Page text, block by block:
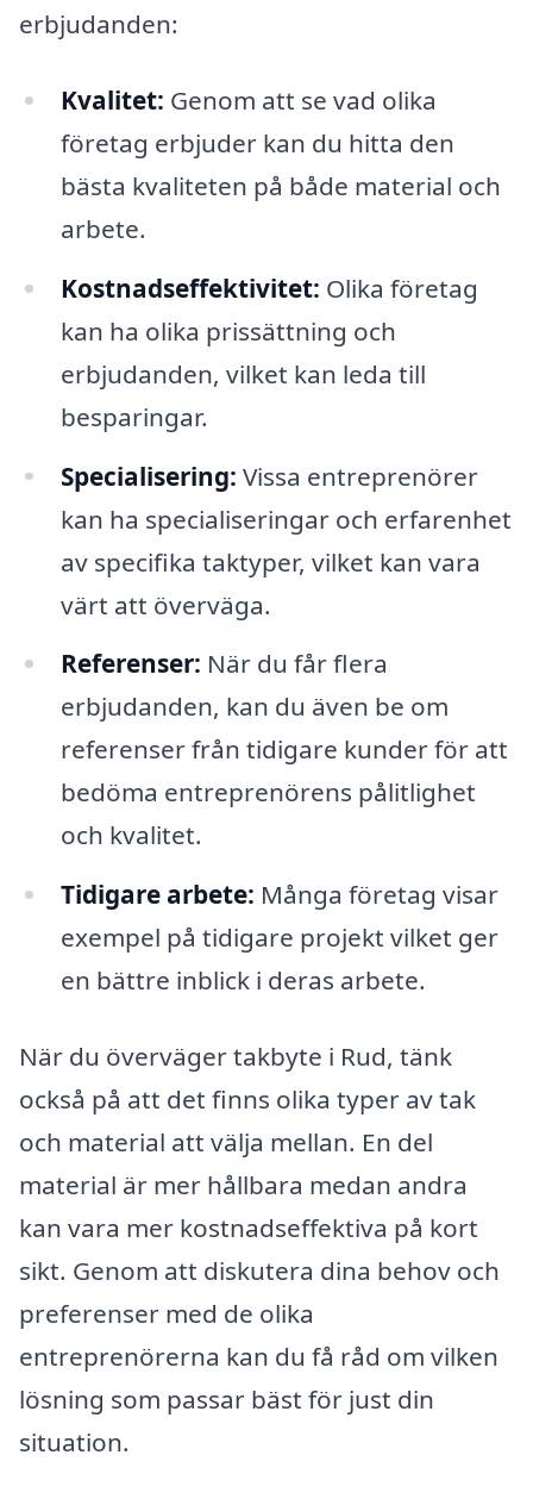
erbjudanden:
Kvalitet: Genom att se vad olika
företag erbjuder kan du hitta den
bästa kvaliteten på både material och
arbete.
Kostnadseffektivitet: Olika företag
kan ha olika prissättning och
erbjudanden, vilket kan leda till
besparingar.
Specialisering: Vissa entreprenörer
kan ha specialiseringar och erfarenhet
av specifika taktyper, vilket kan vara
värt att överväga.
Referenser: När du får flera
erbjudanden, kan du även be om
referenser från tidigare kunder för att
bedöma entreprenörens pålitlighet
och kvalitet.
Tidigare arbete: Många företag visar
exempel på tidigare projekt vilket ger
en bättre inblick i deras arbete.
När du överväger takbyte i Rud, tänk
också på att det finns olika typer av tak
och material att välja mellan. En del
material är mer hållbara medan andra
kan vara mer kostnadseffektiva på kort
sikt. Genom att diskutera dina behov och
preferenser med de olika
entreprenörerna kan du få råd om vilken
lösning som passar bäst för just din
situation.